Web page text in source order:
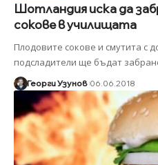
Шотландия иска да
сокове в училищата
Плодовите сокове и смутита с
подсладители ще бъдат
Георги Узунов 06.06.2018